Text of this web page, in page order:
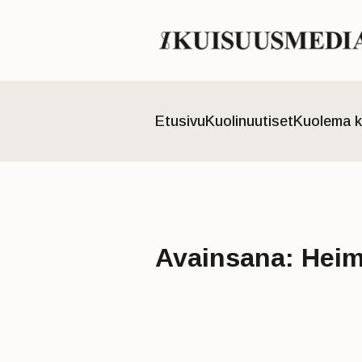
Etusivu KuolinuutisetKuolema
Avainsana: